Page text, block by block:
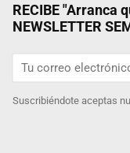
RECIBE "Arranca
NEWSLETTER
Suscribiéndote aceptas